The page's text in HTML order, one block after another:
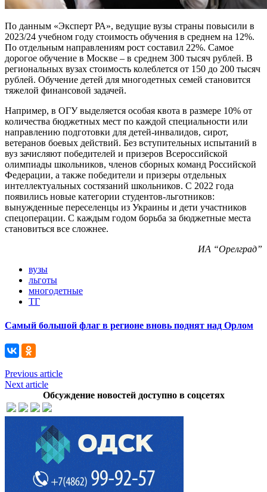
По данным «Эксперт РА», ведущие вузы страны повысили в
2023/24 учебном году стоимость обучения в среднем на 12%.
По отдельным направлениям рост составил 22%. Самое
дорогое обучение в Москве – в среднем 300 тысяч рублей. В
региональных вузах стоимость колеблется от 150 до 200 тысяч
рублей. Обучение детей для многодетных семей становится
тяжелой финансовой задачей.
Например, в ОГУ выделяется особая квота в размере 10% от
количества бюджетных мест по каждой специальности или
направлению подготовки для детей-инвалидов, сирот,
ветеранов боевых действий. Без вступительных испытаний в
вуз зачисляют победителей и призеров Всероссийской
олимпиады школьников, членов сборных команд Российской
Федерации, а также победители и призеры отдельных
интеллектуальных состязаний школьников. С 2022 года
появились новые категории студентов-льготников:
вынужденные переселенцы из Украины и дети участников
спецоперации. С каждым годом борьба за бюджетные места
становиться все сложнее.
ИА “Орелград”
вузы
льготы
многодетные
ТГ
Самый большой флаг в регионе вновь поднят над Орлом
Previous article
Next article
Обсуждение новостей доступно в соцсетях